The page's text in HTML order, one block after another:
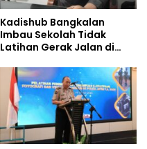
Kadishub Bangkalan
Imbau Sekolah Tidak
Latihan Gerak Jalan di